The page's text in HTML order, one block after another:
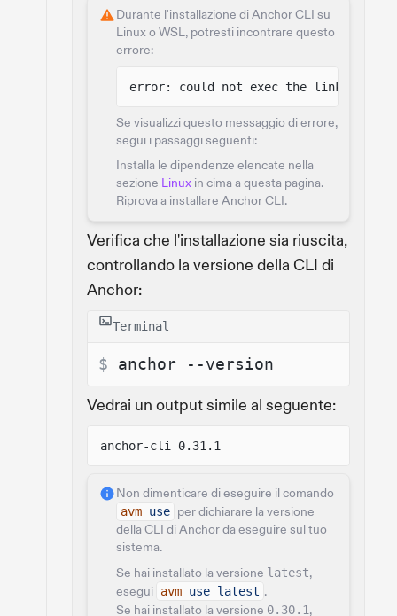
Durante l'installazione di Anchor CLI su
Linux o WSL, potresti incontrare questo
errore:
error: could not exec the linker cc =
Se visualizzi questo messaggio di errore,
segui i passaggi seguenti:
Installa le dipendenze elencate nella
sezione Linux in cima a questa pagina.
Riprova a installare Anchor CLI.
Verifica che l'installazione sia riuscita,
controllando la versione della CLI di
Anchor:
Terminal
$ anchor --version
Vedrai un output simile al seguente:
anchor-cli 0.31.1
Non dimenticare di eseguire il comando
avm use per dichiarare la versione
della CLI di Anchor da eseguire sul tuo
sistema.
Se hai installato la versione latest,
esegui avm use latest .
Se hai installato la versione 0.30.1,